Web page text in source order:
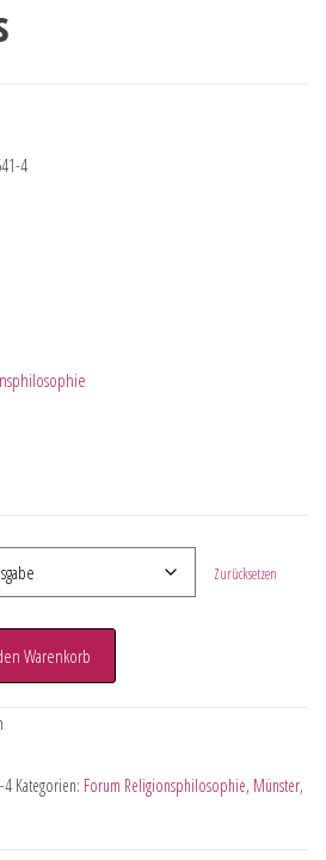
4
Zurücksetzen
Warenkorb
4 Kategorien: Forum Religionsphilosophie, Münster,